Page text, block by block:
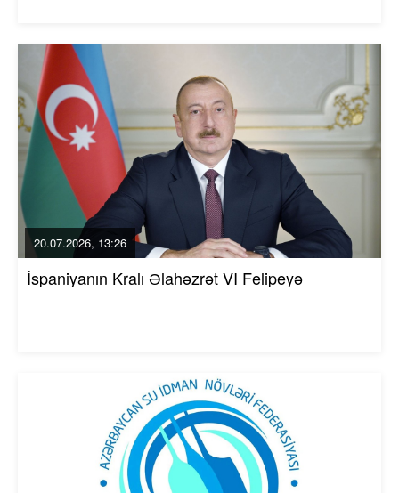
20.07.2026, 13:26
İspaniyanın Kralı Əlahəzrət VI Felipeyə